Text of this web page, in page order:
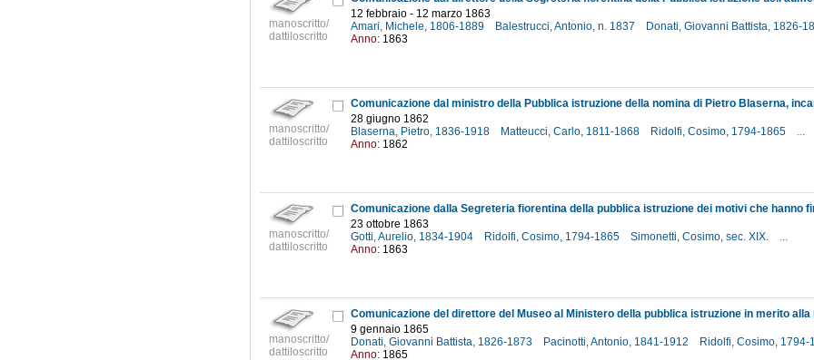
manoscritto/
dattiloscritto
12 febbraio - 12 marzo 1863
Amari, Michele, 1806-1889
Balestrucci, Antonio, n. 1837 Donati, Giovanni Battista, 1826-
Anno: 1863
manoscritto/
dattiloscritto
28 giugno 1862
Blaserna, Pietro, 1836-1918
Matteucci, Carlo, 1811-1868 Ridolfi, Cosimo, 1794-1865
...
Anno: 1862
manoscritto/
dattiloscritto
23 ottobre 1863
Gotti, Aurelio, 1834-1904
Ridolfi, Cosimo, 1794-1865 Simonetti, Cosimo, sec. XIX.
...
Anno: 1863
manoscritto/
dattiloscritto
9 gennaio 1865
Donati, Giovanni Battista, 1826-1873
Pacinotti, Antonio, 1841-1912 Ridolfi, Cosimo, 1794-
Anno: 1865